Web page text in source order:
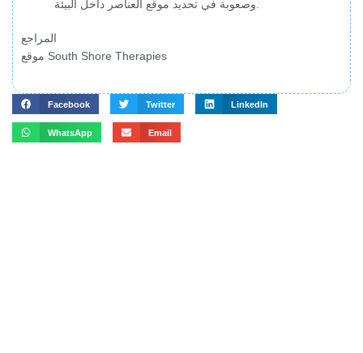
المراجع
موقع South Shore Therapies
Facebook Twitter LinkedIn
WhatsApp Email